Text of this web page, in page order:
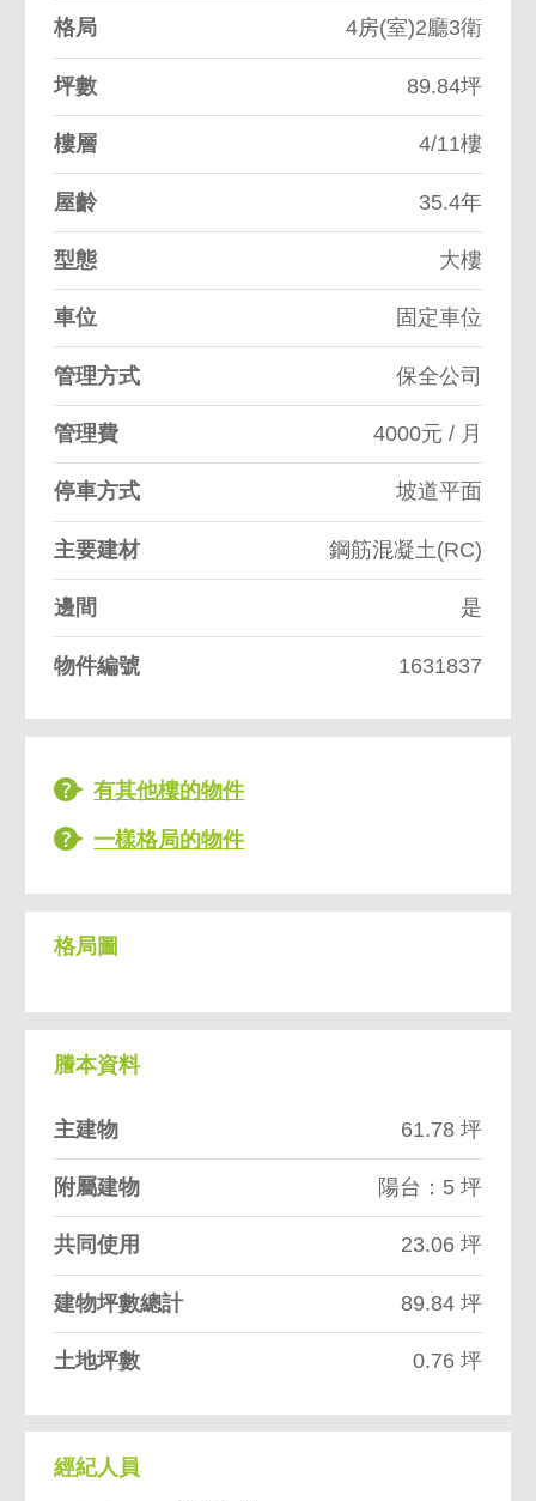
格局 4房(室)2廳3衛
坪數 89.84坪
樓層 4/11樓
屋齡 35.4年
型態 大樓
車位 固定車位
管理方式 保全公司
管理費 4000元 / 月
停車方式 坡道平面
主要建材 鋼筋混凝土(RC)
邊間 是
物件編號 1631837
有其他樓的物件
一樣格局的物件
格局圖
謄本資料
主建物 61.78 坪
附屬建物 陽台：5 坪
共同使用 23.06 坪
建物坪數總計 89.84 坪
土地坪數 0.76 坪
經紀人員